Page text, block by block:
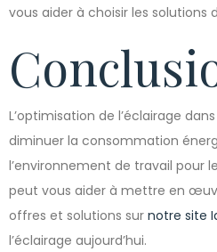
vous aider à choisir les solutions
L’optimisation de l’éclairage
diminuer la consommation
l’environnement de travail pour
peut vous aider à mettre en
offres et solutions sur notre site
l’éclairage aujourd’hui.